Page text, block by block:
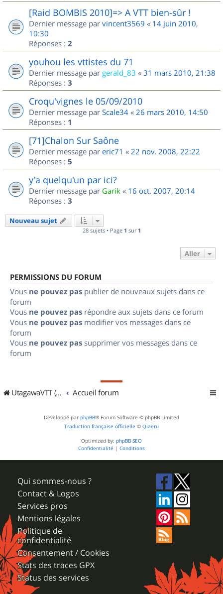
[Raid BOMBIS 2010]=> A VTT bien-sûr !
Dernier message par vincent3569 « 14 juin 2010,
10:30
Réponses : 2
youhou les vttistes du 71
Dernier message par gerald_83 « 31 mars 2010, 21:38
Réponses : 3
Croqu'vignes le 05/09/2010
Dernier message par Scale34 « 26 mars 2010, 14:50
Réponses : 1
[71]Chalon Sur Saône
Dernier message par eric71 « 22 nov. 2008, 22:22
Réponses : 5
y'a quelqu'un par ici?
Dernier message par Garik « 16 oct. 2007, 20:14
Réponses : 3
Nouveau sujet
28 sujets • Page 1 sur 1
Aller
PERMISSIONS DU FORUM
Vous ne pouvez pas publier de nouveaux sujets dans ce
forum
Vous ne pouvez pas répondre aux sujets dans ce forum
Vous ne pouvez pas modifier vos messages dans ce
forum
Vous ne pouvez pas supprimer vos messages dans ce
forum
UtagawaVTT (Randos VTT et VTTAE avec traces GPS) Accueil forum
Développé par phpBB® Forum Software © phpBB Limited
Traduction française officielle © Qiaeru
Optimized by: phpBB SEO
Confidentialité | Conditions
Qui sommes-nous ?
Contact & Logos
Services pros
Mentions légales
Politique de
confidentialité
Consentement / Cookies
Stats des traces GPX
Status des services